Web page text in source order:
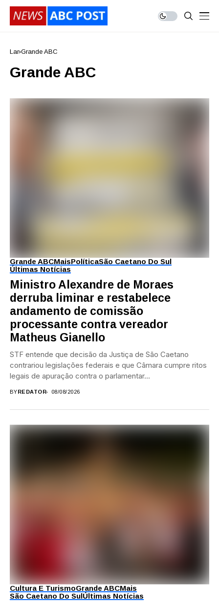
Lar Grande ABC
Grande ABC
Grande ABCMaisPolíticaSão Caetano Do Sul
Últimas Notícias
Ministro Alexandre de Moraes
derruba liminar e restabelece
andamento de comissão
processante contra vereador
Matheus Gianello
STF entende que decisão da Justiça de São Caetano
contrariou legislações federais e que Câmara cumpre ritos
legais de apuração contra o parlamentar...
BY REDATOR 08/08/2026
Cultura E TurismoGrande ABCMais
São Caetano Do SulÚltimas Notícias